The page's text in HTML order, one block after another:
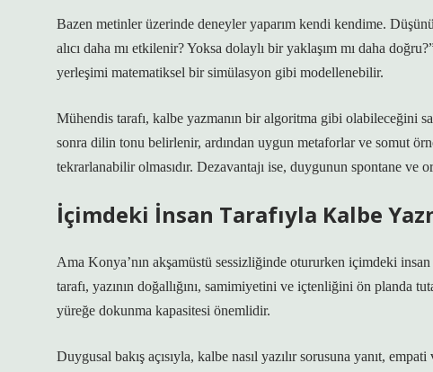
Bazen metinler üzerinde deneyler yaparım kendi kendime.
alıcı daha mı etkilenir? Yoksa dolaylı bir yaklaşım mı daha
yerleşimi matematiksel bir simülasyon gibi modellenebilir.
Mühendis tarafı, kalbe yazmanın bir algoritma gibi olabileceğini
sonra dilin tonu belirlenir, ardından uygun metaforlar ve somut
tekrarlanabilir olmasıdır. Dezavantajı ise, duygunun spontane ve
İçimdeki İnsan Tarafıyla Kalbe
Ama Konya’nın akşamüstü sessizliğinde otururken içimdeki
tarafı, yazının doğallığını, samimiyetini ve içtenliğini ön planda
yüreğe dokunma kapasitesi önemlidir.
Duygusal bakış açısıyla, kalbe nasıl yazılır sorusuna yanıt,